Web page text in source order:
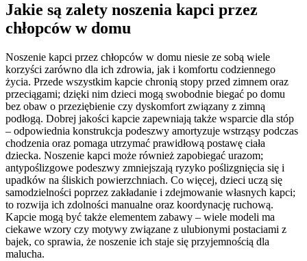
Jakie są zalety noszenia kapci przez
chłopców w domu
Noszenie kapci przez chłopców w domu niesie ze sobą wiele
korzyści zarówno dla ich zdrowia, jak i komfortu codziennego
życia. Przede wszystkim kapcie chronią stopy przed zimnem oraz
przeciągami; dzięki nim dzieci mogą swobodnie biegać po domu
bez obaw o przeziębienie czy dyskomfort związany z zimną
podłogą. Dobrej jakości kapcie zapewniają także wsparcie dla stóp
– odpowiednia konstrukcja podeszwy amortyzuje wstrząsy podczas
chodzenia oraz pomaga utrzymać prawidłową postawę ciała
dziecka. Noszenie kapci może również zapobiegać urazom;
antypoślizgowe podeszwy zmniejszają ryzyko poślizgnięcia się i
upadków na śliskich powierzchniach. Co więcej, dzieci uczą się
samodzielności poprzez zakładanie i zdejmowanie własnych kapci;
to rozwija ich zdolności manualne oraz koordynację ruchową.
Kapcie mogą być także elementem zabawy – wiele modeli ma
ciekawe wzory czy motywy związane z ulubionymi postaciami z
bajek, co sprawia, że noszenie ich staje się przyjemnością dla
malucha.